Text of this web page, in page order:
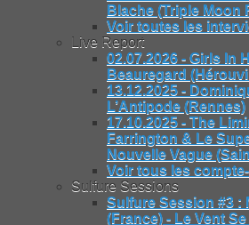
Blache (Triple Moon
Voir toutes les
Live Report
02.07.2026 - Girls In
Beauregard
13.12.2025 -
L’Antipode (Rennes)
17.10.2025 - The
Farrington & Le
Nouvelle Vague
Voir tous les
Sulfure Sessions
Sulfure Session #3 :
(France) - Le Vent